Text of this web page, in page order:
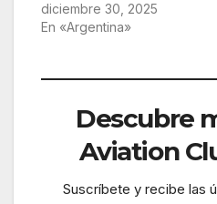
diciembre 30, 2025
En «Argentina»
Descubre
Aviation
Suscríbete y recibe las